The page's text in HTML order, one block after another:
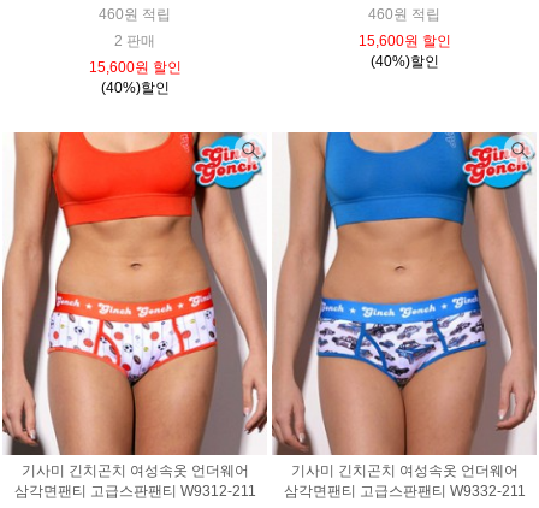
460원 적립
2 판매
15,600원 할인
(40%)할인
460원 적립
15,600원 할인
(40%)할인
기사미 긴치곤치 여성속옷 언더웨어
삼각면팬티 고급스판팬티 W9312-211
기사미 긴치곤치 여성속옷 언더웨어
삼각면팬티 고급스판팬티 W9332-211